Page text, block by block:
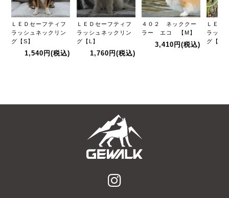
ＬＥＤセーフティフ
ラッシュネックリン
グ【S】
1,540円(税込)
ＬＥＤセーフティフ
ラッシュネックリン
グ【L】
1,760円(税込)
４０２ ネッククー
ラー エコ 【M】
3,410円(税込)
ＬＥＤ
ラッシ
グ【M